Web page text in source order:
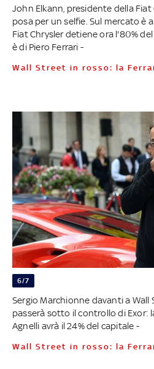
John Elkann, presidente della
posa per un selfie. Sul mercato è
Fiat Chrysler detiene ora l'80%
è di Piero Ferrari -
Wall Street in rosso: la
6/7
Sergio Marchionne davanti a Wall
passerà sotto il controllo di Exor:
Agnelli avrà il 24% del capitale -
Wall Street in rosso: la